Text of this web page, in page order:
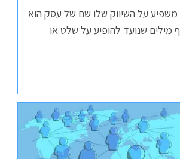
על השיווק שלו שם של עסק הוא
מילים שנועד להופיע על שלט או